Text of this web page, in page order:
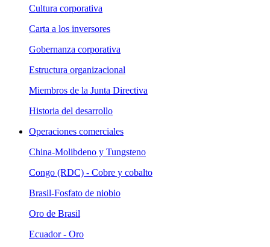
Cultura corporativa
Carta a los inversores
Gobernanza corporativa
Estructura organizacional
Miembros de la Junta Directiva
Historia del desarrollo
Operaciones comerciales
China-Molibdeno y Tungsteno
Congo (RDC) - Cobre y cobalto
Brasil-Fosfato de niobio
Oro de Brasil
Ecuador - Oro